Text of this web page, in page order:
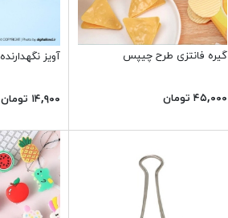
گیره فانتزی طرح چیپس
۴۵,۰۰۰ تومان
آویز نگهدارنده Hooking
۱۴,۹۰۰ تومان